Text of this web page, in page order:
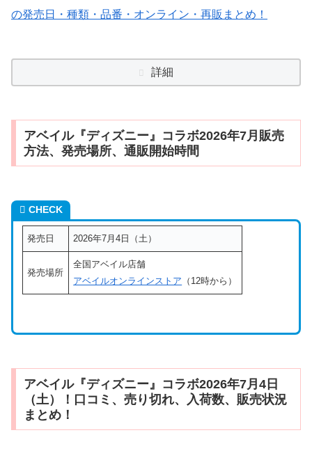
の発売日・種類・品番・オンライン・再販まとめ！
詳細
アベイル『ディズニー』コラボ2026年7月販売
方法、発売場所、通販開始時間
CHECK
発売日 2026年7月4日（土）
発売場所
全国アベイル店舗
アベイルオンラインストア （12時から）
アベイル『ディズニー』コラボ2026年7月4日
（土）！口コミ、売り切れ、入荷数、販売状況
まとめ！